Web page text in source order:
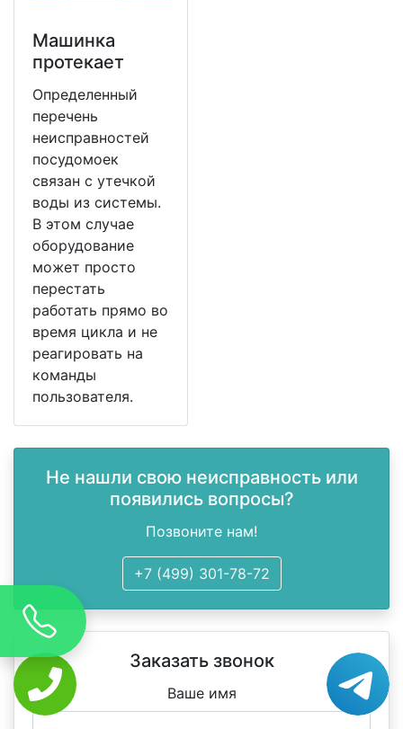
Машинка
протекает
Определенный
перечень
неисправностей
посудомоек
связан с утечкой
воды из системы.
В этом случае
оборудование
может просто
перестать
работать прямо во
время цикла и не
реагировать на
команды
пользователя.
Не нашли свою неисправность или
появились вопросы?
Позвоните нам!
+7 (499) 301-78-72
Заказать звонок
Ваше имя